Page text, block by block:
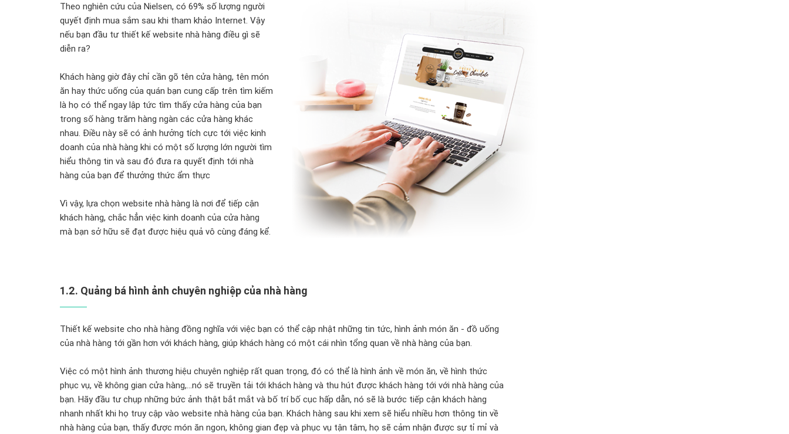
Theo nghiên cứu của Nielsen, có 69% số lượng người
quyết định mua sắm sau khi tham khảo Internet. Vậy
nếu bạn đầu tư thiết kế website nhà hàng điều gì sẽ
diễn ra?
Khách hàng giờ đây chỉ cần gõ tên cửa hàng, tên món
ăn hay thức uống của quán bạn cung cấp trên tìm kiếm
là họ có thể ngay lập tức tìm thấy cửa hàng của bạn
trong số hàng trăm hàng ngàn các cửa hàng khác
nhau. Điều này sẽ có ảnh hưởng tích cực tới việc kinh
doanh của nhà hàng khi có một số lượng lớn người tìm
hiểu thông tin và sau đó đưa ra quyết định tới nhà
hàng của bạn để thưởng thức ẩm thực
Vì vậy, lựa chọn website nhà hàng là nơi để tiếp cận
khách hàng, chắc hẳn việc kinh doanh của cửa hàng
mà bạn sở hữu sẽ đạt được hiệu quả vô cùng đáng kể.
1.2. Quảng bá hình ảnh chuyên nghiệp của nhà hàng
Thiết kế website cho nhà hàng đồng nghĩa với việc bạn có thể cập nhật những tin tức, hình ảnh món ăn - đồ uống
của nhà hàng tới gần hơn với khách hàng, giúp khách hàng có một cái nhìn tổng quan về nhà hàng của bạn.
Việc có một hình ảnh thương hiệu chuyên nghiệp rất quan trọng, đó có thể là hình ảnh về món ăn, về hình thức
phục vụ, về không gian cửa hàng,...nó sẽ truyền tải tới khách hàng và thu hút được khách hàng tới với nhà hàng của
bạn. Hãy đầu tư chụp những bức ảnh thật bắt mắt và bố trí bố cục hấp dẫn, nó sẽ là bước tiếp cận khách hàng
nhanh nhất khi họ truy cập vào website nhà hàng của bạn. Khách hàng sau khi xem sẽ hiểu nhiều hơn thông tin về
nhà hàng của bạn, thấy được món ăn ngon, không gian đẹp và phục vụ tận tâm, họ sẽ cảm nhận được sự tỉ mỉ và